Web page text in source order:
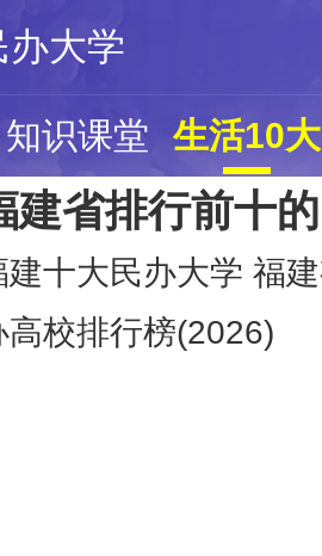
办大学
知识课堂 生活10大
建省排行前十
建十大民办大学 福
高校排行榜(2026)